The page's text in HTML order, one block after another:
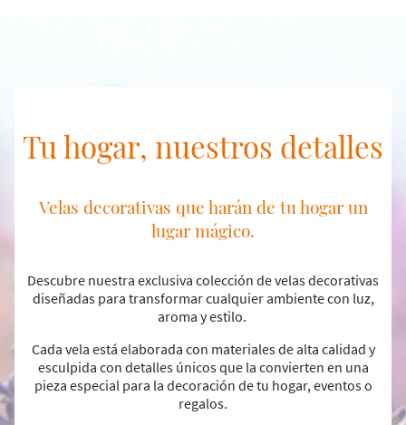
Tu hogar, nuestros detalles
Velas decorativas que harán de tu hogar un
lugar mágico.
Descubre nuestra exclusiva colección de velas decorativas
diseñadas para transformar cualquier ambiente con luz,
aroma y estilo.
Cada vela está elaborada con materiales de alta calidad y
esculpida con detalles únicos que la convierten en una
pieza especial para la decoración de tu hogar, eventos o
regalos.